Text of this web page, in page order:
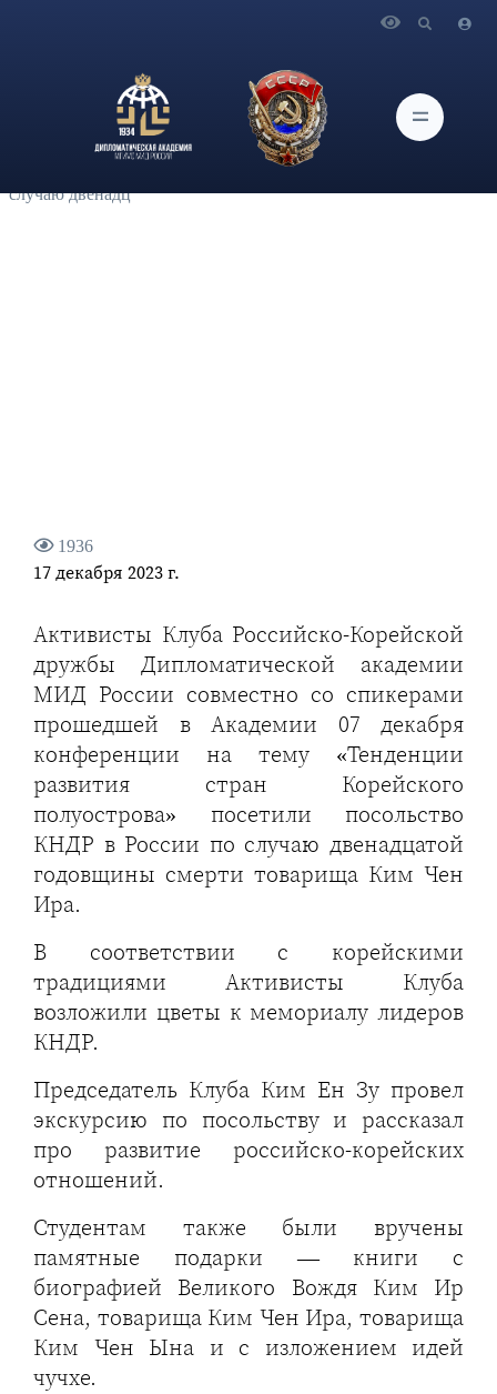
Дипломатической академии МИД России совместно со
спикерами прошедшей в Академии 07 декабря конференции
на тему «Тенденции развития стран Корейского
полуострова» посетили посольство КНДР в России по
случаю двенадц
1936
17 декабря 2023 г.
Активисты Клуба Российско-Корейской
дружбы Дипломатической академии
МИД России совместно со спикерами
прошедшей в Академии 07 декабря
конференции на тему «Тенденции
развития стран Корейского
полуострова» посетили посольство
КНДР в России по случаю двенадцатой
годовщины смерти товарища Ким Чен
Ира.
В соответствии с корейскими
традициями Активисты Клуба
возложили цветы к мемориалу лидеров
КНДР.
Председатель Клуба Ким Ен Зу провел
экскурсию по посольству и рассказал
про развитие российско-корейских
отношений.
Студентам также были вручены
памятные подарки — книги с
биографией Великого Вождя Ким Ир
Сена, товарища Ким Чен Ира, товарища
Ким Чен Ына и с изложением идей
чучхе.